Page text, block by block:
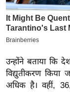
र
मि
सा
बे
मि
उन्होंने बताया कि
विद्युतीकरण
अधिक है। वहीं,